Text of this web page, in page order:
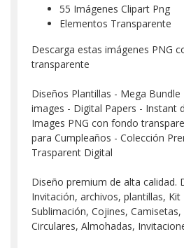
55 Imágenes Clipart Png
Elementos Transparente
Descarga estas imágenes PNG
transparente
Diseños Plantillas - Mega
images - Digital Papers - Instant
Images PNG con fondo
para Cumpleaños - Colección
Trasparent Digital
Diseño premium de alta calidad.
Invitación, archivos, plantillas,
Sublimación, Cojines,
Circulares, Almohadas,